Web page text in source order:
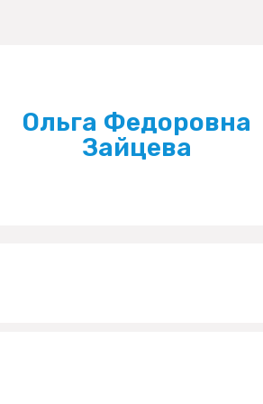
Ольга Федоровна
Зайцева